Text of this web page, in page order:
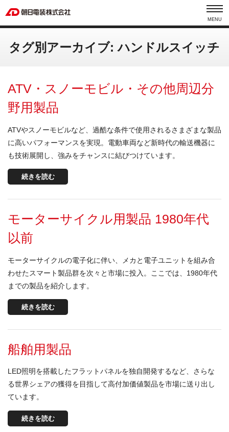
MENU
タグ別アーカイブ: ハンドルスイッチ
ATV・スノーモビル・その他周辺分
野用製品
ATVやスノーモビルなど、過酷な条件で使用されるさまざまな製品
に高いパフォーマンスを実現。電動車両など新時代の輸送機器に
も技術展開し、強みをチャンスに結びつけています。
続きを読む
モーターサイクル用製品 1980年代
以前
モーターサイクルの電子化に伴い、メカと電子ユニットを組み合
わせたスマート製品群を次々と市場に投入。ここでは、1980年代
までの製品を紹介します。
続きを読む
船舶用製品
LED照明を搭載したフラットパネルを独自開発するなど、さらな
る世界シェアの獲得を目指して高付加価値製品を市場に送り出し
ています。
続きを読む